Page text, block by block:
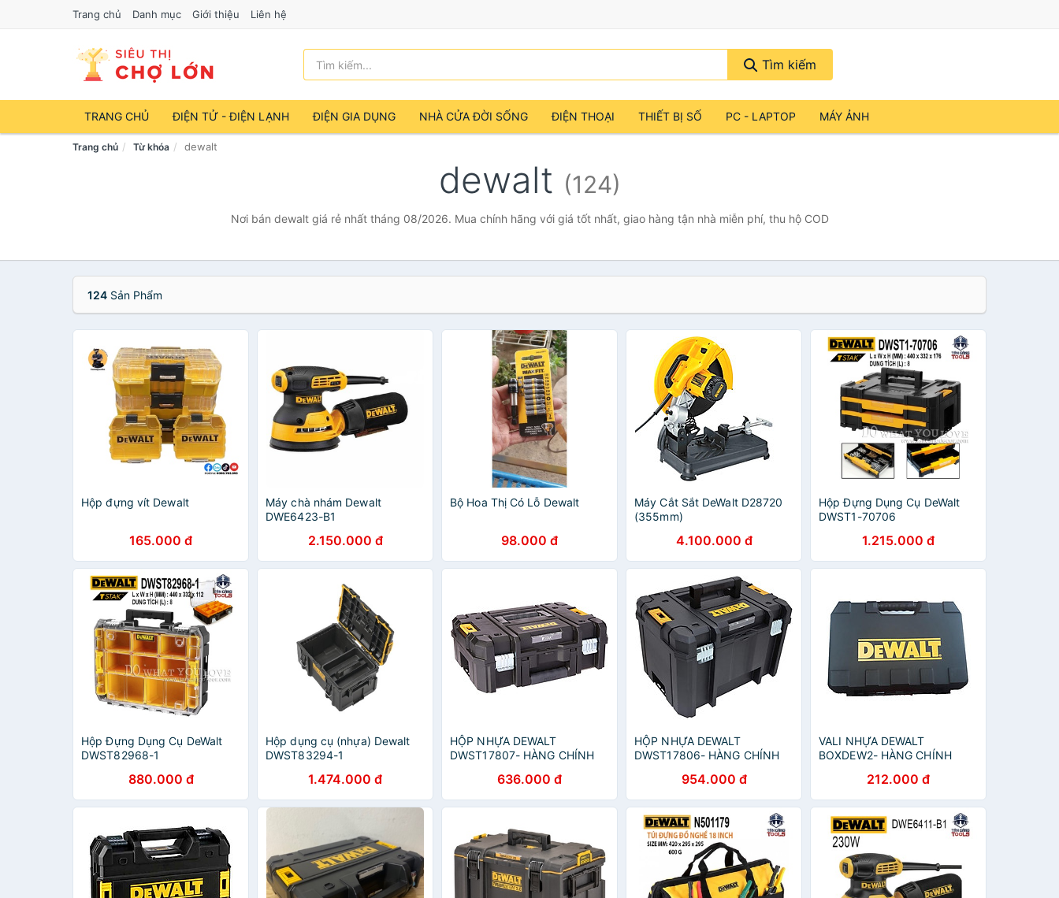
Trang chủ Danh mục Giới thiệu Liên hệ
Tìm kiếm
TRANG CHỦ ĐIỆN TỬ - ĐIỆN LẠNH ĐIỆN GIA DỤNG NHÀ CỬA ĐỜI SỐNG ĐIỆN THOẠI THIẾT BỊ SỐ PC - LAPTOP MÁY ẢNH
Trang chủ Từ khóa dewalt
dewalt (124)
Nơi bán dewalt giá rẻ nhất tháng 08/2026. Mua chính hãng với giá tốt nhất, giao hàng tận nhà miễn phí, thu hộ COD
124 Sản Phẩm
Hộp đựng vít Dewalt
165.000 đ
Máy chà nhám Dewalt
DWE6423-B1
2.150.000 đ
Bộ Hoa Thị Có Lỗ Dewalt
98.000 đ
Máy Cắt Sắt DeWalt D28720
(355mm)
4.100.000 đ
Hộp Đựng Dụng Cụ DeWalt
DWST1-70706
1.215.000 đ
Hộp Đựng Dụng Cụ DeWalt
DWST82968-1
880.000 đ
Hộp dụng cụ (nhựa) Dewalt
DWST83294-1
1.474.000 đ
HỘP NHỰA DEWALT
DWST17807- HÀNG CHÍNH
636.000 đ
HỘP NHỰA DEWALT
DWST17806- HÀNG CHÍNH
954.000 đ
VALI NHỰA DEWALT
BOXDEW2- HÀNG CHÍNH
212.000 đ